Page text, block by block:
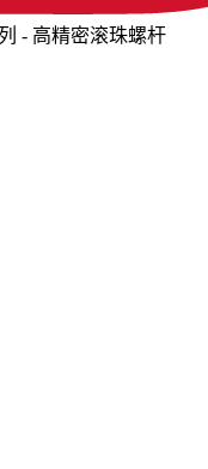
- 高精密滚珠螺杆